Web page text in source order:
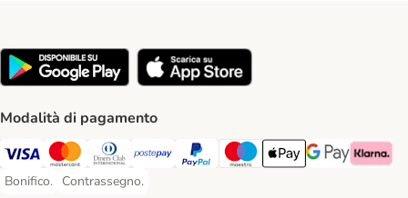
Modalità di pagamento
Visa. Payment Method
Mastercard. Payment Method
Diners Club. Payment Method
Postepay. Payment Method
PayPal. Payment Method
Maestro. Payment Method
Apple pay. Payment
Google Pay
Klarna
Bonifico.
Bonifico. Payment Method
Contrassegno.
Contrassegno. Payment Method